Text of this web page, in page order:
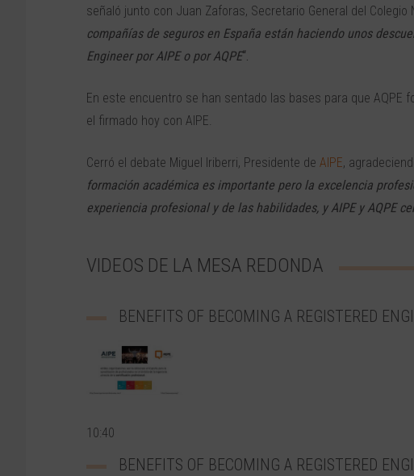
señaló junto con Juan Zaforas, Secretario General del Colegio
compañías de seguros en España están haciendo unos
Engineer por AIPE o por AQPE“.
En este encuentro se han sentado las bases para que
el firmado hoy con AIPE.
Cerró el debate Miguel Iriberri, Presidente de AIPE,
formación académica es importante pero la excelencia
experiencia profesional y de las habilidades, y AIPE y AQPE
VIDEOS DE LA MESA REDONDA
BENEFITS OF BECOMING A REGISTERED
10:40
BENEFITS OF BECOMING A REGISTERED